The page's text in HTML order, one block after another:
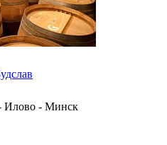
Илово - Минск